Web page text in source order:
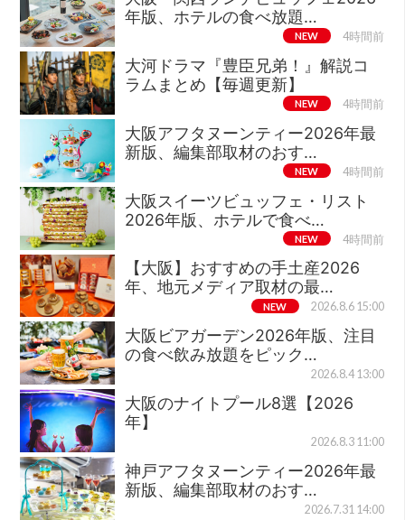
年版、ホテルの食べ放題…
NEW 4時間前
大河ドラマ『豊臣兄弟！』解説コ
ラムまとめ【毎週更新】
NEW 4時間前
大阪アフタヌーンティー2026年最
新版、編集部取材のおす…
NEW 4時間前
大阪スイーツビュッフェ・リスト
2026年版、ホテルで食べ…
NEW 4時間前
【大阪】おすすめの手土産2026
年、地元メディア取材の最…
NEW 2026.8.6 15:00
大阪ビアガーデン2026年版、注目
の食べ飲み放題をピック…
2026.8.4 13:00
大阪のナイトプール8選【2026
年】
2026.8.3 11:00
神戸アフタヌーンティー2026年最
新版、編集部取材のおす…
2026.7.31 14:00